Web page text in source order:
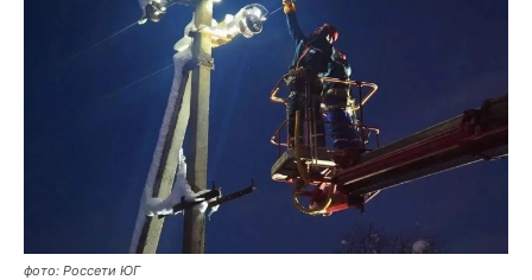
фото: Россети ЮГ